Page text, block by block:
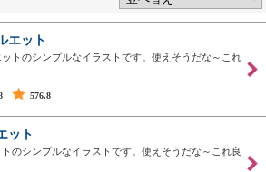
エット
ットのシンプルなイラストです。使えそうだな～これ
576.8
ット
のシンプルなイラストです。使えそうだな～これ良